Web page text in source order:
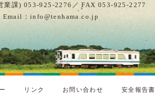
業課) 053-925-2276／ FAX 053-925-2277
Email：info@tenhama.co.jp
リンク お問い合わせ 安全報告書